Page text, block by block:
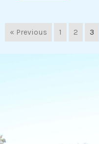
« Previous 1 2 3